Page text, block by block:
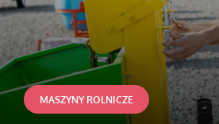
MASZYNY ROLNICZE